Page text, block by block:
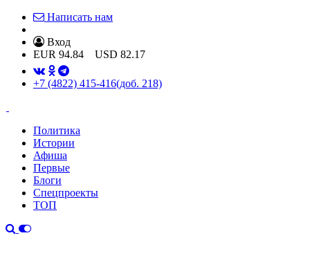
Написать нам
Вход
EUR 94.84 USD 82.17
+7 (4822) 415-416(доб. 218)
Политика
Истории
Афиша
Первые
Блоги
Спецпроекты
ТОП